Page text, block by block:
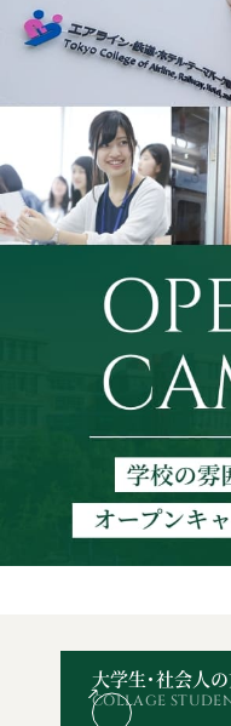
資料請求 オープン
大学生・社会人
COLLAGE